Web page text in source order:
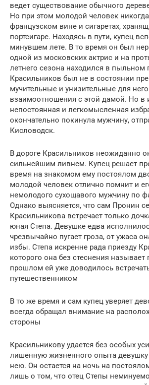
ведет существование обычного
Но при этом молодой человек
французском вине и сигаретах,
портсигаре. Находясь в пути, купец
минувшем лете. В то время он был
одной из московских актрис и на
летнего сезона находился в пыльном
Красильников был не в состоянии
мучительные и унизительные для него
взаимоотношения с этой дамой. Но в
непостоянная и легкомысленная
окончательно покинула мужчину,
Кисловодск.
В дороге Красильников неожиданно
сильнейшим ливнем. Купец решает
время на знакомом ему постоялом
молодой человек отлично помнит и
немолодого сухощавого мужчину по
Однако выясняется, что сам Пронин
Красильникова встречает только
юная Степа. Девушке едва
чрезвычайно пугает гроза, от ужаса
избы. Степа искренне рада приезду
которого она без стеснения
прошлом ей уже доводилось
путешественником
В то же время и сам купец уверяет
всегда обращал внимание на
стороны
Красильникову удается без особых
лишенную жизненного опыта девушку
нею. Он остается на ночь на
лишь о том, что отец Степы